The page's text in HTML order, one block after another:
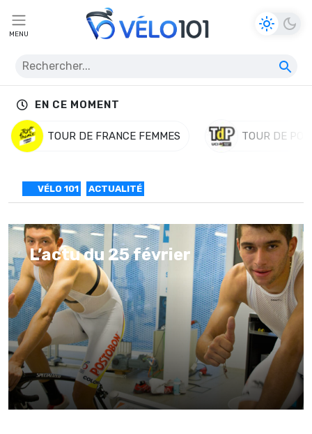
MENU
EN CE MOMENT
TOUR DE FRANCE FEMMES TOUR DE
VÉLO 101 ACTUALITÉ
L’actu du 25 février